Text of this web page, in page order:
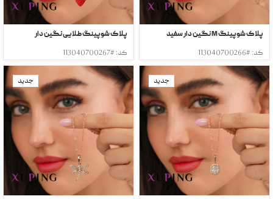
پلاک شوپینگ M نگین دار سفید
کد: #113040700266
پلاک شوپینگ طلایی نگین دار
کد: #113040700267
جدید جدید